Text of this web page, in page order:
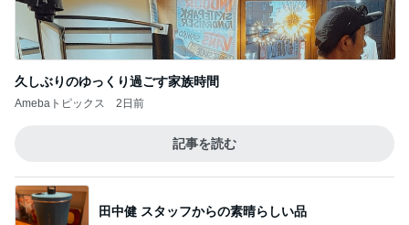
久しぶりのゆっくり過ごす家族時間
Amebaトピックス 2日前
記事を読む
田中健 スタッフからの素晴らしい品